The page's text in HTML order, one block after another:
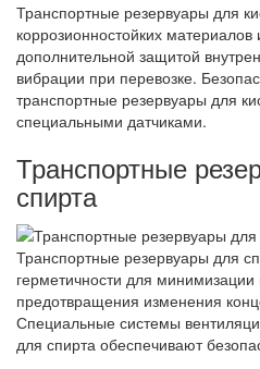
Транспортные резервуары для
коррозионностойких
дополнительной защитой
вибрации при перевозке.
транспортные резервуары для
специальными датчиками.
Транспортные
спирта
Транспортные резервуары для
герметичности для
предотвращения изменения
Специальные системы
для спирта обеспечивают